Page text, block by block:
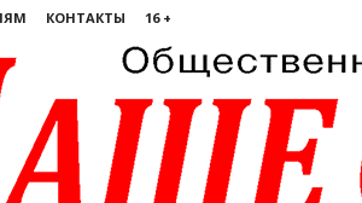
КОНТАКТЫ 16 +